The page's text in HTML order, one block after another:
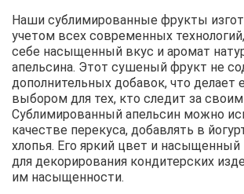
Наши сублимированные фрукты
учетом всех современных
себе насыщенный вкус и аромат
апельсина. Этот сушеный фрукт не
дополнительных добавок, что делает
выбором для тех, кто следит за
Сублимированный апельсин можно
качестве перекуса, добавлять в
хлопья. Его яркий цвет и насыщенный
для декорирования кондитерских
им насыщенности.